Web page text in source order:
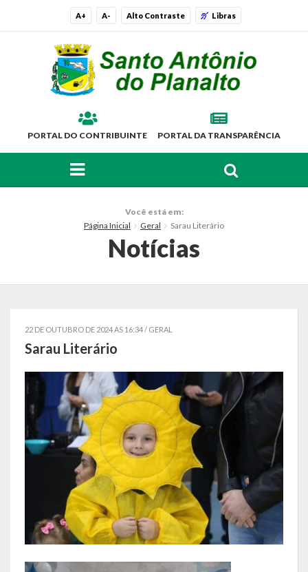
A+ A- Alto Contraste Libras
PORTAL DO CONTRIBUINTE PORTAL DA TRANSPARÊNCIA
Governo
Administração
Administrações Anteriores
Secretarias
Estrutura e Competências
Educação e Cultura
Obras e Viação
Saúde e Assistência Social
Desenvolvimento, Indústria, Comércio, Turismo, Trânsito e
Você está em:
Página Inicial
Geral Sarau Literário
Notícias
22 DE OUTUBRO DE 2024 AS 16:34 / GERAL
Sarau Literário